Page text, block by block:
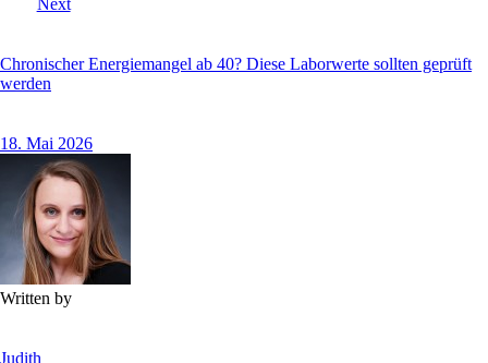
Chronischer Energiemangel ab 40? Diese Laborwerte sollten geprüft
werden
18. Mai 2026
Written by
Judith